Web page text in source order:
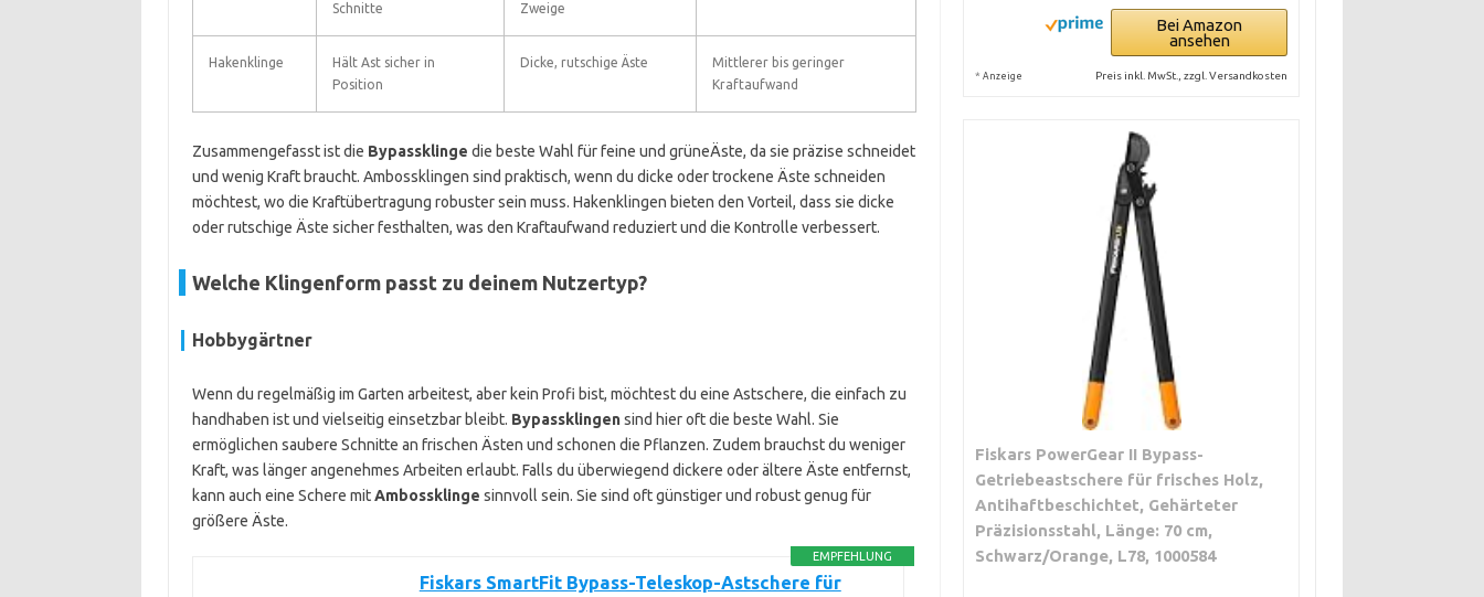
Schnitte
Zweige
Hakenklinge
Hält Ast sicher in
Position
Dicke, rutschige Äste
Mittlerer bis geringer
Kraftaufwand
Zusammengefasst ist die Bypassklinge die beste Wahl für feine und grüneÄste, da sie präzise schneidet
und wenig Kraft braucht. Ambossklingen sind praktisch, wenn du dicke oder trockene Äste schneiden
möchtest, wo die Kraftübertragung robuster sein muss. Hakenklingen bieten den Vorteil, dass sie dicke
oder rutschige Äste sicher festhalten, was den Kraftaufwand reduziert und die Kontrolle verbessert.
Welche Klingenform passt zu deinem Nutzertyp?
Hobbygärtner
Wenn du regelmäßig im Garten arbeitest, aber kein Profi bist, möchtest du eine Astschere, die einfach zu
handhaben ist und vielseitig einsetzbar bleibt. Bypassklingensind hier oft die beste Wahl. Sie
ermöglichen saubere Schnitte an frischen Ästen und schonen die Pflanzen. Zudem brauchst du weniger
Kraft, was länger angenehmes Arbeiten erlaubt. Falls du überwiegend dickere oder ältere Äste entfernst,
kann auch eine Schere mitAmbossklinge sinnvoll sein. Sie sind oft günstiger und robust genug für
größere Äste.
EMPFEHLUNG
Fiskars SmartFit Bypass-Teleskop-Astschere für
Bei Amazon
ansehen
* Anzeige Preis inkl. MwSt., zzgl. Versandkosten
Fiskars PowerGear II Bypass-
Getriebeastschere für frisches Holz,
Antihaftbeschichtet, Gehärteter
Präzisionsstahl, Länge: 70 cm,
Schwarz/Orange, L78, 1000584